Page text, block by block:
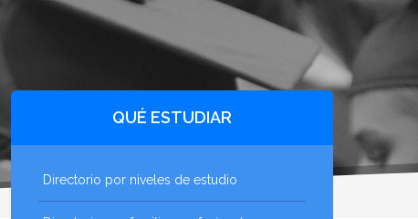
QUÉ ESTUDIAR
Directorio por niveles de estudio